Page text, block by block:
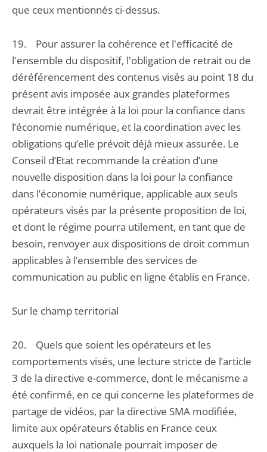
que ceux mentionnés ci-dessus.
19. Pour assurer la cohérence et l'efficacité de
l'ensemble du dispositif, l'obligation de retrait ou de
déréférencement des contenus visés au point 18 du
présent avis imposée aux grandes plateformes
devrait être intégrée à la loi pour la confiance dans
l’économie numérique, et la coordination avec les
obligations qu’elle prévoit déjà mieux assurée. Le
Conseil d’Etat recommande la création d’une
nouvelle disposition dans la loi pour la confiance
dans l’économie numérique, applicable aux seuls
opérateurs visés par la présente proposition de loi,
et dont le régime pourra utilement, en tant que de
besoin, renvoyer aux dispositions de droit commun
applicables à l’ensemble des services de
communication au public en ligne établis en France.
Sur le champ territorial
20. Quels que soient les opérateurs et les
comportements visés, une lecture stricte de l’article
3 de la directive e-commerce, dont le mécanisme a
été confirmé, en ce qui concerne les plateformes de
partage de vidéos, par la directive SMA modifiée,
limite aux opérateurs établis en France ceux
auxquels la loi nationale pourrait imposer de